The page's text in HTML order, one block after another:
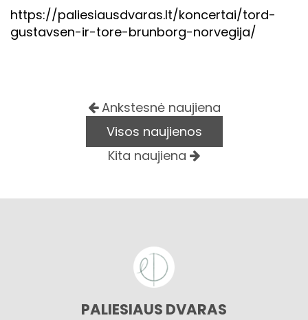
https://paliesiausdvaras.lt/koncertai/tord-
gustavsen-ir-tore-brunborg-norvegija/
Ankstesnė naujiena
Visos naujienos
Kita naujiena
PALIESIAUS DVARAS